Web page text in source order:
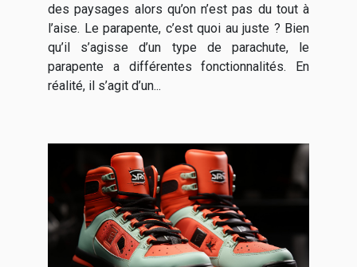
des paysages alors qu’on n’est pas du tout à
l’aise. Le parapente, c’est quoi au juste ? Bien
qu’il s’agisse d’un type de parachute, le
parapente a différentes fonctionnalités. En
réalité, il s’agit d’un...